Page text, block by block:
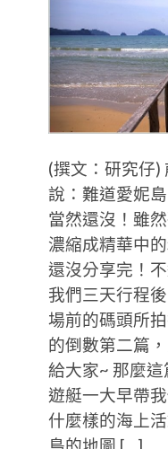
(撰文：研究仔)
說：難道愛妮
當然還沒！雖
濃縮成精華中
還沒分享完！
我們三天行程
場前的碼頭所
的倒數第二篇
給大家~ 那麼
遊艇一大早帶
什麼樣的海上
島的地圖 […]…